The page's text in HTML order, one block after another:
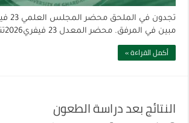
مبين في المرفق. محضر المعدل 23 فيفري2026تنزيل
أكمل القراءة »
النتائج بعد دراسة الطعون